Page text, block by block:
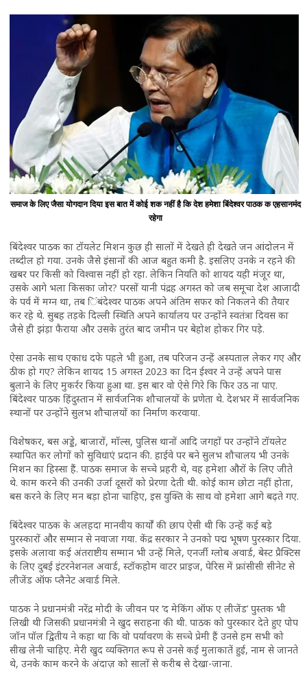
समाज के लिए जैसा योगदान दिया इस बात में कोई शक नहीं है कि देश हमेशा बिंदेश्वर पाठक क एहसानमंद
रहेगा
बिंदेश्वर पाठक का टॉयलेट मिशन कुछ ही सालों में देखते ही देखते जन आंदोलन में
तब्दील हो गया. उनके जैसे इंसानों की आज बहुत कमी है. इसलिए उनके न रहने की
खबर पर किसी को विश्वास नहीं हो रहा. लेकिन नियति को शायद यही मंजूर था,
उसके आगे भला किसका जोर? परसों यानी पंद्रह अगस्त को जब समूचा देश आजादी
के पर्व में मग्न था, तब िंबंदेश्वर पाठक अपने अंतिम सफर को निकलने की तैयार
कर रहे थे. सुबह तड़के दिल्ली स्थिति अपने कार्यालय पर उन्होंने स्वतंत्रा दिवस का
जैसे ही झंड़ा फैराया और उसके तुरंत बाद जमीन पर बेहोश होकर गिर पड़े.
ऐसा उनके साथ एकाध दफे पहले भी हुआ, तब परिजन उन्हें अस्पताल लेकर गए और
ठीक हो गए? लेकिन शायद 15 अगस्त 2023 का दिन ईश्वर ने उन्हें अपने पास
बुलाने के लिए मुकर्रर किया हुआ था. इस बार वो ऐसे गिरे कि फिर उठ ना पाए.
बिंदेश्वर पाठक हिंदुस्तान में सार्वजनिक शौचालयों के प्रणेता थे. देशभर में सार्वजनिक
स्थानों पर उन्होंने सुलभ शौचालयों का निर्माण करवाया.
विशेषकर, बस अड्डे, बाजारों, मॉल्स, पुलिस थानों आदि जगहों पर उन्होंने टॉयलेट
स्थापित कर लोगों को सुविधाएं प्रदान की. हाईवे पर बने सुलभ शौचालय भी उनके
मिशन का हिस्सा हैं. पाठक समाज के सच्चे प्रहरी थे, वह हमेशा औरों के लिए जीते
थे. काम करने की उनकी उर्जा दूसरों को प्रेरणा देती थी. कोई काम छोटा नहीं होता,
बस करने के लिए मन बड़ा होना चाहिए, इस युक्ति के साथ वो हमेशा आगे बढ़ते गए.
बिंदेश्वर पाठक के अलहदा मानवीय कार्यों की छाप ऐसी थी कि उन्हें कई बड़े
पुरस्कारों और सम्मान से नवाजा गया. केंद्र सरकार ने उनको पद्म भूषण पुरस्कार दिया.
इसके अलावा कई अंतराष्टीय सम्मान भी उन्हें मिले, एनर्जी ग्लोब अवार्ड, बेस्ट प्रैक्टिस
के लिए दुबई इंटरनेशनल अवार्ड, स्टॉकहोम वाटर प्राइज, पेरिस में फ्रांसीसी सीनेट से
लीजेंड ऑफ प्लैनेट अवार्ड मिले.
पाठक ने प्रधानमंत्री नरेंद्र मोदी के जीवन पर ‘द मेकिंग ऑफ ए लीजेंड’ पुस्तक भी
लिखी थी जिसकी प्रधानमंत्री ने खुद सराहना की थी. पाठक को पुरस्कार देते हुए पोप
जॉन पॉल द्वितीय ने कहा था कि वो पर्यावरण के सच्चे प्रेमी हैं उनसे हम सभी को
सीख लेनी चाहिए. मेरी खुद व्यक्तिगत रूप से उनसे कई मुलाकातें हुई, नाम से जानते
थे, उनके काम करने के अंदाज़ को सालों से करीब से देखा-जाना.